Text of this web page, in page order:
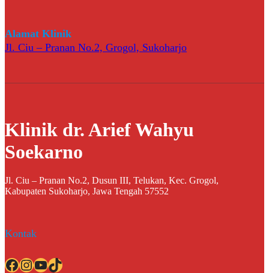
Alamat Klinik
Jl. Ciu – Pranan No.2, Grogol, Sukoharjo
Klinik dr. Arief Wahyu
Soekarno
Jl. Ciu – Pranan No.2, Dusun III, Telukan, Kec. Grogol,
Kabupaten Sukoharjo, Jawa Tengah 57552
Kontak
Facebook InstagramYouTube TikTok